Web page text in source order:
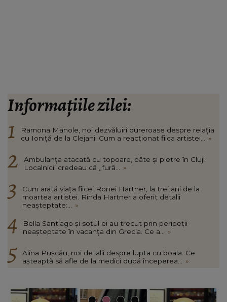
Informațiile zilei:
Ramona Manole, noi dezvăluiri dureroase despre relația
cu Ioniță de la Clejani. Cum a reacționat fiica artistei...
»
Ambulanța atacată cu topoare, bâte și pietre în Cluj!
Localnicii credeau că „fură...
»
Cum arată viața fiicei Ronei Hartner, la trei ani de la
moartea artistei. Rinda Hartner a oferit detalii
neașteptate:...
»
Bella Santiago și soțul ei au trecut prin peripeții
neașteptate în vacanța din Grecia. Ce a...
»
Alina Pușcău, noi detalii despre lupta cu boala. Ce
așteaptă să afle de la medici după începerea...
»